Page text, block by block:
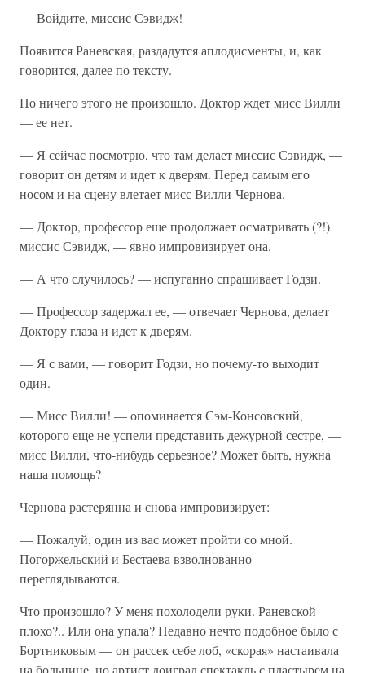
— Войдите, миссис Сэвидж!
Появится Раневская, раздадутся аплодисменты, и, как
говорится, далее по тексту.
Но ничего этого не произошло. Доктор ждет мисс Вилли
— ее нет.
— Я сейчас посмотрю, что там делает миссис Сэвидж, —
говорит он детям и идет к дверям. Перед самым его
носом и на сцену влетает мисс Вилли-Чернова.
— Доктор, профессор еще продолжает осматривать (?!)
миссис Сэвидж, — явно импровизирует она.
— А что случилось? — испуганно спрашивает Годзи.
— Профессор задержал ее, — отвечает Чернова, делает
Доктору глаза и идет к дверям.
— Я с вами, — говорит Годзи, но почему-то выходит
один.
— Мисс Вилли! — опоминается Сэм-Консовский,
которого еще не успели представить дежурной сестре, —
мисс Вилли, что-нибудь серьезное? Может быть, нужна
наша помощь?
Чернова растерянна и снова импровизирует:
— Пожалуй, один из вас может пройти со мной.
Погоржельский и Бестаева взволнованно
переглядываются.
Что произошло? У меня похолодели руки. Раневской
плохо?.. Или она упала? Недавно нечто подобное было с
Бортниковым — он рассек себе лоб, «скорая» настаивала
на больнице, но артист доиграл спектакль с пластырем на